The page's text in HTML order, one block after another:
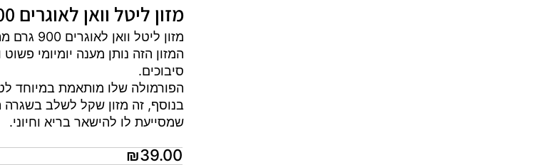
מזון ליטל וואן לאוגרים 900 גרם
מזון
המזון הזה נותן מענה יומיומי
סיבוכים.
הפורמולה שלו מותאמת במיוחד
בנוסף, זה מזון שקל לשלב
שמסייעת לו להישאר בריא וחיוני.
₪39.00